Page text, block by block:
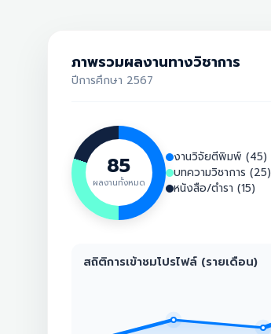
ภาพรวมผลงานทางวิชาการ
ปีการศึกษา 2567
85
ผลงานทั้งหมด
งานวิจัยตีพิมพ์ (45)
บทความวิชาการ (25)
หนังสือ/ตำรา (15)
สถิติการเข้าชมโปรไฟล์ (รายเดือน)